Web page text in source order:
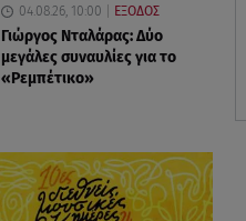
04.08.26, 10:00 ΕΞΟΔΟΣ
Γιώργος Νταλάρας: Δύο
μεγάλες συναυλίες για το
«Ρεμπέτικο»